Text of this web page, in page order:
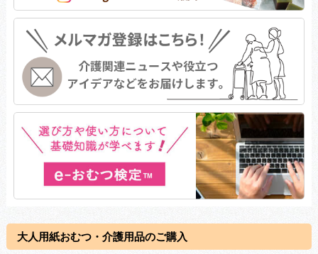
大人用紙おむつ・介護用品のご購入